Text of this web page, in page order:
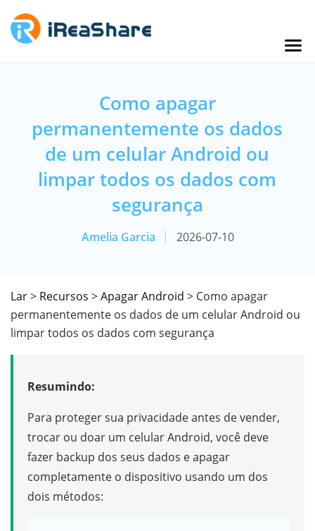
Como apagar
permanentemente os dados
de um celular Android ou
limpar todos os dados com
segurança
Amelia Garcia 2026-07-10
Lar> Recursos >Apagar Android > Como apagar
permanentemente os dados de um celular Android ou
limpar todos os dados com segurança
Resumindo:
Para proteger sua privacidade antes de vender,
trocar ou doar um celular Android, você deve
fazer backup dos seus dados e apagar
completamente o dispositivo usando um dos
dois métodos: